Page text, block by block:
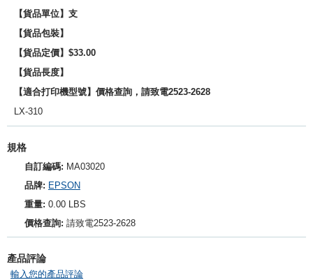
【貨品單位】支
【貨品包裝】
【貨品定價】$33.00
【貨品長度】
【適合打印機型號】價格查詢，請致電2523-2628
LX-310
規格
自訂編碼: MA03020
品牌: EPSON
重量: 0.00 LBS
價格查詢: 請致電2523-2628
產品評論
輸入您的產品評論